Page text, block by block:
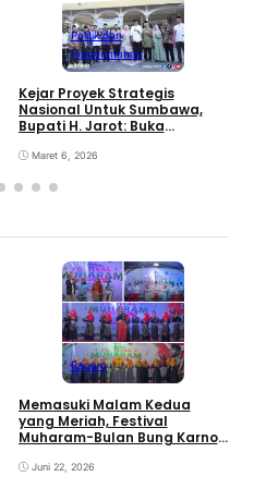
Politik dan
Pemerintahan
Kejar Proyek Strategis
Nasional Untuk Sumbawa,
Bupati H. Jarot: Buka
Tingkatkan Perekonomian
Maret 6, 2026
Ragam
Memasuki Malam Kedua
yang Meriah, Festival
Muharam-Bulan Bung Karno
Pemajuan Kebudayaan
Juni 22, 2026